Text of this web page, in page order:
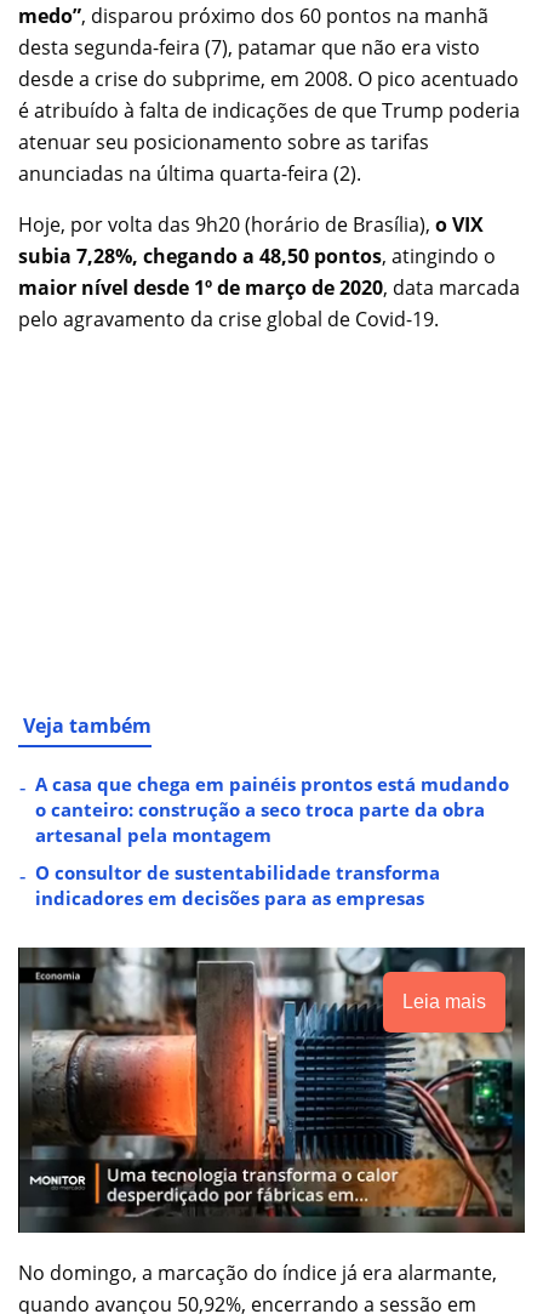
medo”, disparou próximo dos 60 pontos na manhã
desta segunda-feira (7), patamar que não era visto
desde a crise do subprime, em 2008. O pico acentuado
é atribuído à falta de indicações de que Trump poderia
atenuar seu posicionamento sobre as tarifas
anunciadas na última quarta-feira (2).
Hoje, por volta das 9h20 (horário de Brasília), o VIX
subia 7,28%, chegando a 48,50 pontos, atingindo o
maior nível desde 1º de março de 2020, data marcada
pelo agravamento da crise global de Covid-19.
Veja também
A casa que chega em painéis prontos está mudando
o canteiro: construção a seco troca parte da obra
artesanal pela montagem
O consultor de sustentabilidade transforma
indicadores em decisões para as empresas
Leia mais
No domingo, a marcação do índice já era alarmante,
quando avançou 50,92%, encerrando a sessão em